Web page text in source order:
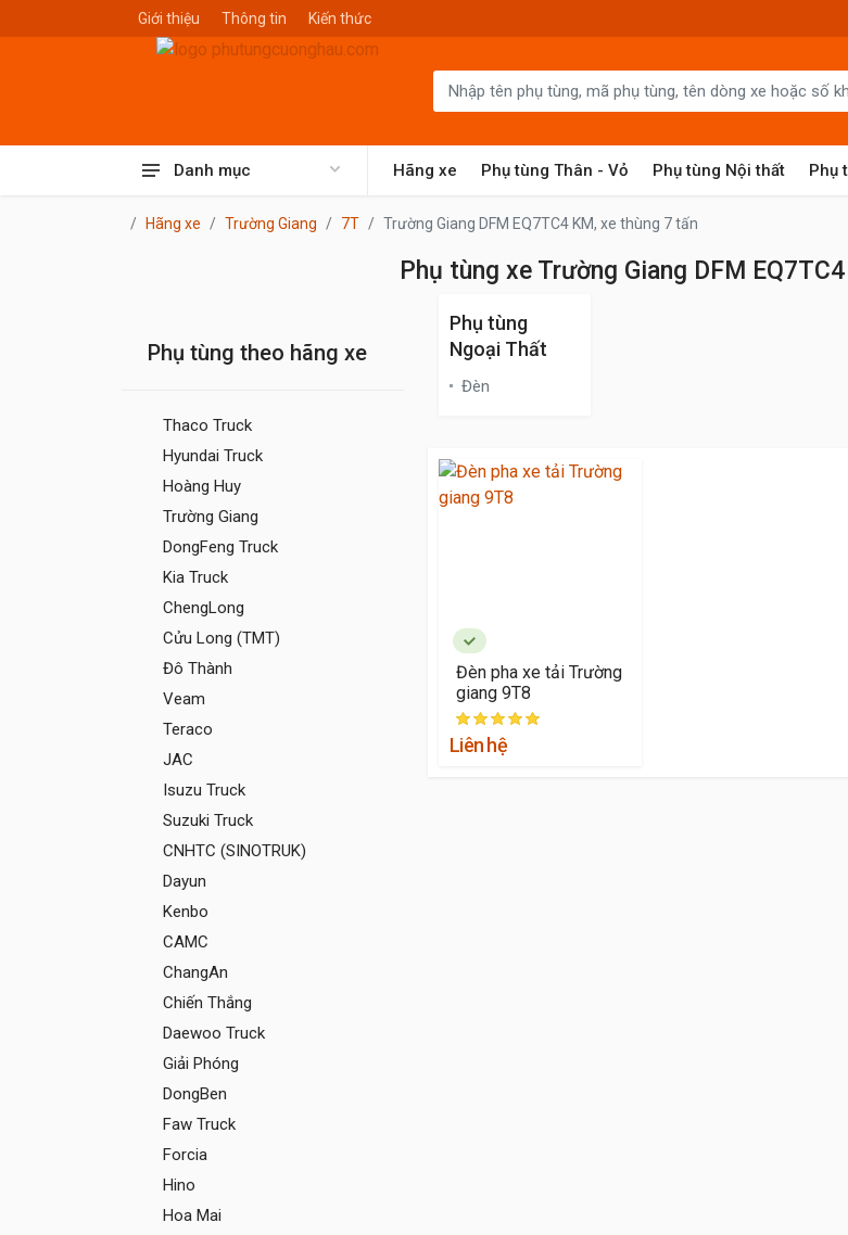
Giới thiệu Thông tin Kiến thức
Danh mục Hãng xe Phụ tùng Thân - Vỏ Phụ tùng Nội thất Phụ
Hãng xe Trường Giang 7T Trường Giang DFM EQ7TC4 KM, xe thùng 7 tấn
Phụ tùng xe Trường Giang DFM
Phụ tùng theo hãng xe
Thaco Truck
Hyundai Truck
Hoàng Huy
Trường Giang
DongFeng Truck
Kia Truck
ChengLong
Cửu Long (TMT)
Đô Thành
Veam
Teraco
JAC
Isuzu Truck
Suzuki Truck
CNHTC (SINOTRUK)
Dayun
Kenbo
CAMC
ChangAn
Chiến Thắng
Daewoo Truck
Giải Phóng
DongBen
Faw Truck
Forcia
Hino
Hoa Mai
Phụ tùng
Ngoại Thất
Đèn
Đèn pha xe tải Trường
giang 9T8
Liên hệ